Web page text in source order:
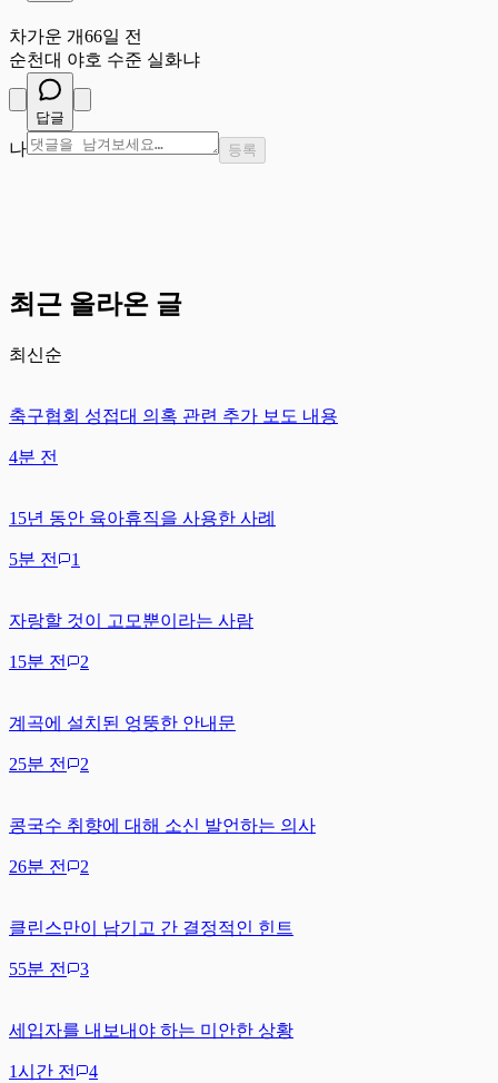
차가운 개66일 전
순천대 야호 수준 실화냐
답글
나 등록
최근 올라온 글
최신순
축구협회 성접대 의혹 관련 추가 보도 내용
4분 전
15년 동안 육아휴직을 사용한 사례
5분 전 1
자랑할 것이 고모뿐이라는 사람
15분 전 2
계곡에 설치된 엉뚱한 안내문
25분 전 2
콩국수 취향에 대해 소신 발언하는 의사
26분 전 2
클린스만이 남기고 간 결정적인 힌트
55분 전 3
세입자를 내보내야 하는 미안한 상황
1시간 전 4